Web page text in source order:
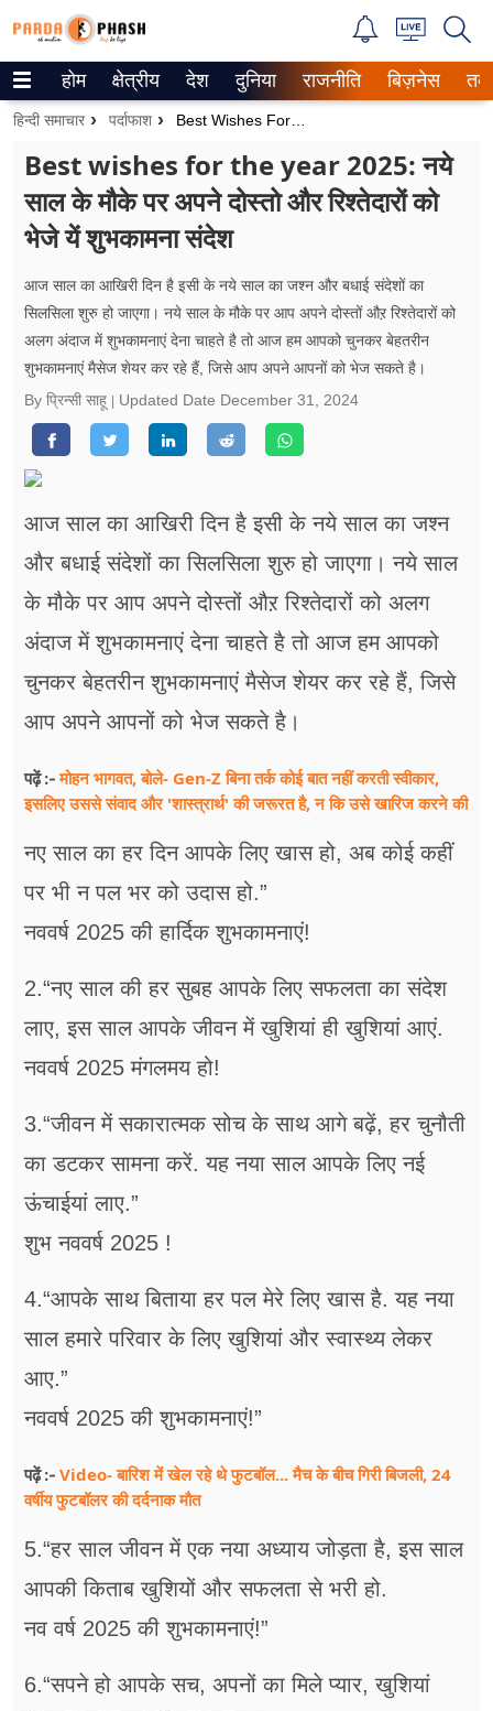
Trending on Google News
वेब स्टोरीज
उत्तर प्रदेश
गैलरी
वीडियो
रिलेशनशिप
जीवन मंत्रा
सेहत
ब्‍यूटी
जॉब्स
होम क्षेत्रीय देश दुनिया राजनीति बिज़नेस
हिन्दी समाचार पर्दाफाश
Best wishes for the year 2025: नये
साल के मौके पर अपने दोस्तो और रिश्तेदारों को
भेजे यें शुभकामना संदेश
आज साल का आखिरी दिन है इसी के नये साल का जश्न और बधाई संदेशों का
सिलसिला शुरु हो जाएगा। नये साल के मौके पर आप अपने दोस्तों औऱ रिश्तेदारों को
अलग अंदाज में शुभकामनाएं देना चाहते है तो आज हम आपको चुनकर बेहतरीन
शुभकामनाएं मैसेज शेयर कर रहे हैं, जिसे आप अपने आपनों को भेज सकते है।
By प्रिन्सी साहू
Updated Date December 31, 2024
आज साल का आखिरी दिन है इसी के नये साल का जश्न
और बधाई संदेशों का सिलसिला शुरु हो जाएगा। नये साल
के मौके पर आप अपने दोस्तों औऱ रिश्तेदारों को अलग
अंदाज में शुभकामनाएं देना चाहते है तो आज हम आपको
चुनकर बेहतरीन शुभकामनाएं मैसेज शेयर कर रहे हैं, जिसे
आप अपने आपनों को भेज सकते है।
पढ़ें :-मोहन भागवत, बोले- Gen-Z बिना तर्क कोई बात नहीं करती स्वीकार,
इसलिए उससे संवाद और 'शास्त्रार्थ' की जरूरत है, न कि उसे खारिज करने की
नए साल का हर दिन आपके लिए खास हो, अब कोई कहीं
पर भी न पल भर को उदास हो.”
नववर्ष 2025 की हार्दिक शुभकामनाएं!
2.“नए साल की हर सुबह आपके लिए सफलता का संदेश
लाए, इस साल आपके जीवन में खुशियां ही खुशियां आएं.
नववर्ष 2025 मंगलमय हो!
3.“जीवन में सकारात्मक सोच के साथ आगे बढ़ें, हर चुनौती
का डटकर सामना करें. यह नया साल आपके लिए नई
ऊंचाईयां लाए.”
शुभ नववर्ष 2025 !
4.“आपके साथ बिताया हर पल मेरे लिए खास है. यह नया
साल हमारे परिवार के लिए खुशियां और स्वास्थ्य लेकर
आए.”
नववर्ष 2025 की शुभकामनाएं!”
पढ़ें :- Video- बारिश में खेल रहे थे फुटबॉल... मैच के बीच गिरी बिजली, 24
वर्षीय फुटबॉलर की दर्दनाक मौत
5.“हर साल जीवन में एक नया अध्याय जोड़ता है, इस साल
आपकी किताब खुशियों और सफलता से भरी हो.
नव वर्ष 2025 की शुभकामनाएं!”
6.“सपने हो आपके सच, अपनों का मिले प्यार, खुशियां